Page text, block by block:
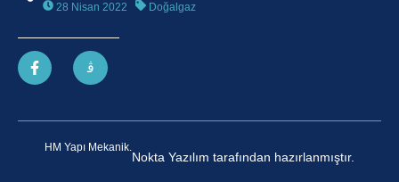
28 Nisan 2022 Doğalgaz
HM Yapı Mekanik.
Nokta Yazılım tarafından hazırlanmıştır.